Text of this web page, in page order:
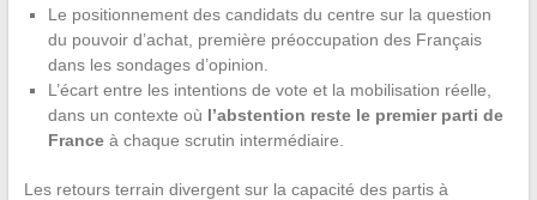
Le positionnement des candidats du centre sur la question
du pouvoir d’achat, première préoccupation des Français
dans les sondages d’opinion.
L’écart entre les intentions de vote et la mobilisation réelle,
dans un contexte où l’abstention reste le premier parti de
Franceà chaque scrutin intermédiaire.
Les retours terrain divergent sur la capacité des partis à